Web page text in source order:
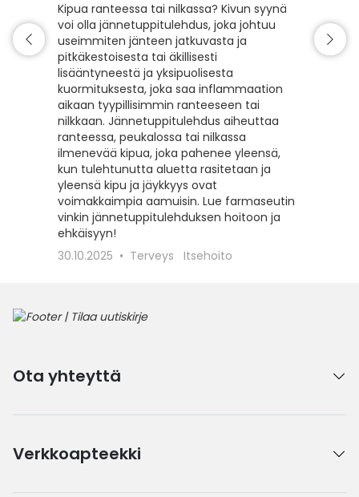
Kipua ranteessa tai nilkassa? Kivun syynä
voi olla jännetuppitulehdus, joka johtuu
useimmiten jänteen jatkuvasta ja
pitkäkestoisesta tai äkillisesti
lisääntyneestä ja yksipuolisesta
kuormituksesta, joka saa inflammaation
aikaan tyypillisimmin ranteeseen tai
nilkkaan. Jännetuppitulehdus aiheuttaa
ranteessa, peukalossa tai nilkassa
ilmenevää kipua, joka pahenee yleensä,
kun tulehtunutta aluetta rasitetaan ja
yleensä kipu ja jäykkyys ovat
voimakkaimpia aamuisin. Lue farmaseutin
vinkin jännetuppitulehduksen hoitoon ja
ehkäisyyn!
30.10.2025
Terveys Itsehoito
Ota yhteyttä
Verkkoapteekki